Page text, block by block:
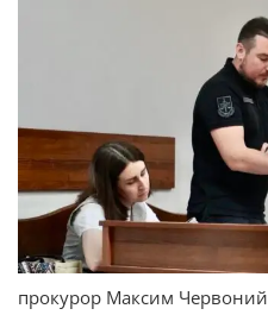
прокурор Максим Червоний